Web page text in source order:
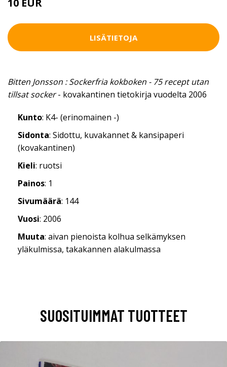
10 EUR
LISÄTIETOJA
Bitten Jonsson : Sockerfria kokboken - 75 recept utan
tillsat socker- kovakantinen tietokirja vuodelta 2006
Kunto: K4- (erinomainen -)
Sidonta: Sidottu, kuvakannet & kansipaperi
(kovakantinen)
Kieli: ruotsi
Painos: 1
Sivumäärä: 144
Vuosi: 2006
Muuta: aivan pienoista kolhua selkämyksen
yläkulmissa, takakannen alakulmassa
SUOSITUIMMAT TUOTTEET